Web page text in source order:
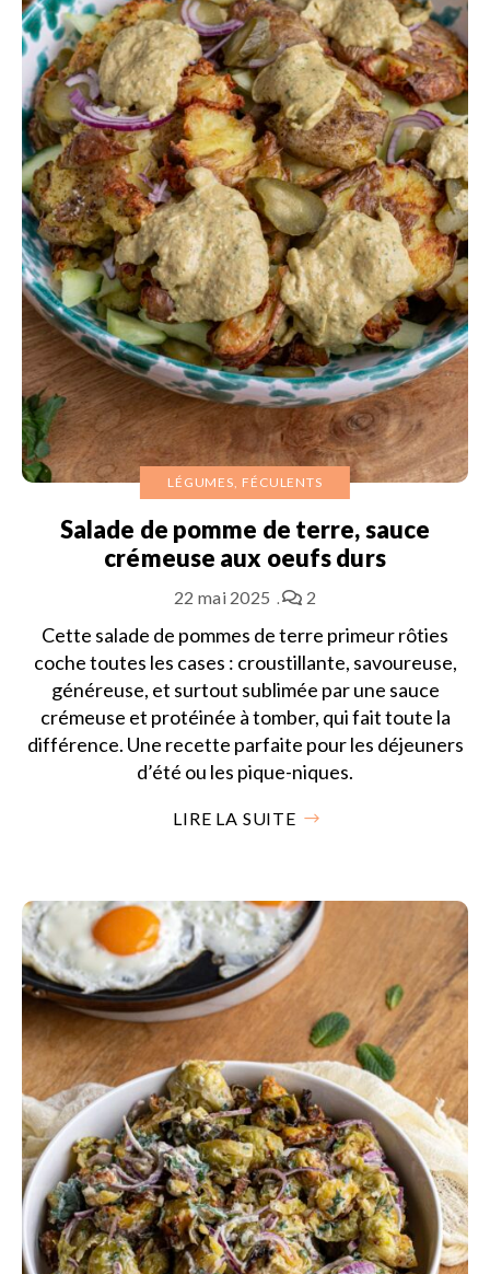
LÉGUMES, FÉCULENTS
Salade de pomme de terre, sauce
crémeuse aux oeufs durs
22 mai 2025 2
Cette salade de pommes de terre primeur rôties
coche toutes les cases : croustillante, savoureuse,
généreuse, et surtout sublimée par une sauce
crémeuse et protéinée à tomber, qui fait toute la
différence. Une recette parfaite pour les déjeuners
d’été ou les pique-niques.
LIRE LA SUITE